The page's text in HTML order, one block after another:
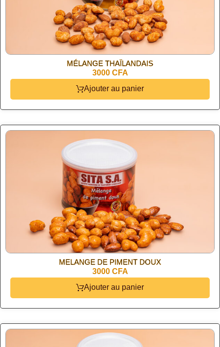
MÉLANGE THAÏLANDAIS
3000 CFA
Ajouter au panier
MELANGE DE PIMENT DOUX
3000 CFA
Ajouter au panier